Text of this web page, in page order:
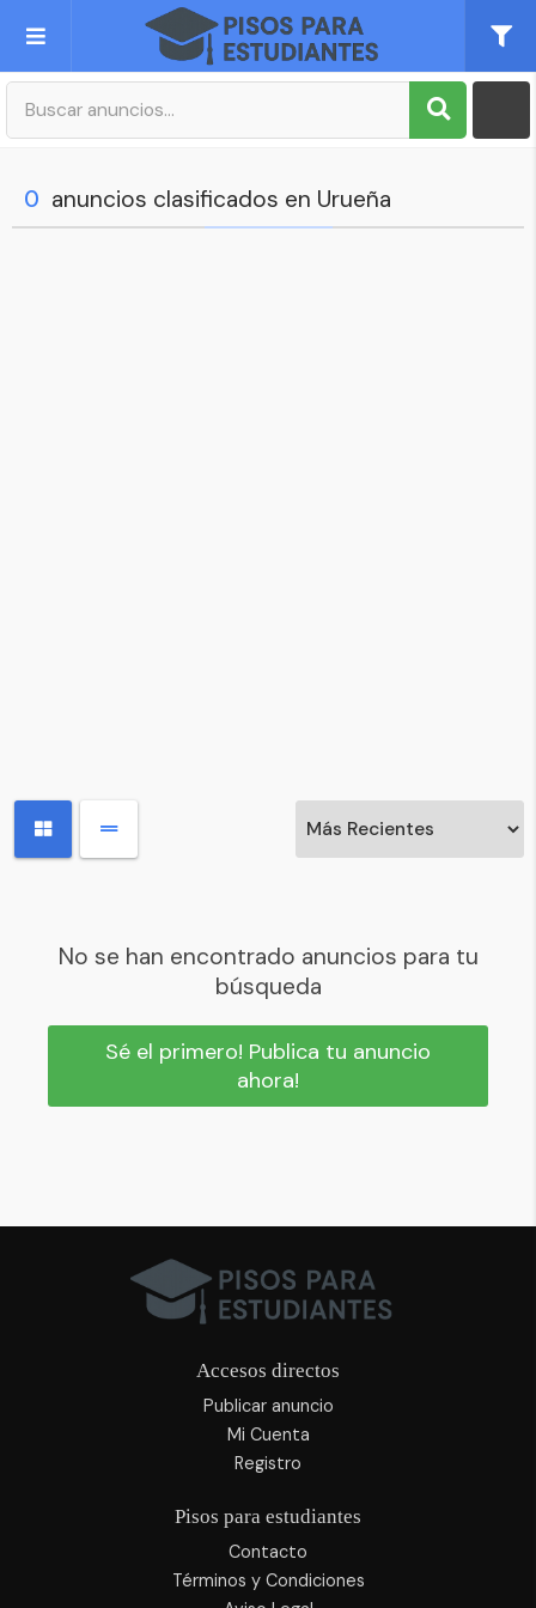
Publica tu Anuncio
0 anuncios clasificados en Urueña
No se han encontrado anuncios para tu
búsqueda
Sé el primero! Publica tu anuncio
ahora!
Accesos directos
Publicar anuncio
Mi Cuenta
Registro
Pisos para estudiantes
Contacto
Términos y Condiciones